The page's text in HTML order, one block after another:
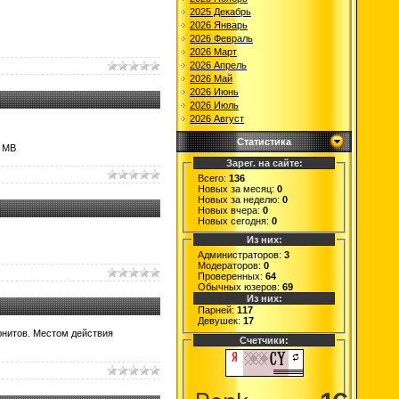
MB
Местом действия
2025 Декабрь
2026 Январь
2026 Февраль
2026 Март
2026 Апрель
2026 Май
2026 Июнь
2026 Июль
2026 Август
Статистика
Зарег. на сайте:
Всего: 136
Новых за месяц: 0
Новых за неделю: 0
Новых вчера: 0
Новых сегодня: 0
Из них:
Администраторов: 3
Модераторов: 0
Проверенных: 64
Обычных юзеров: 69
Из них:
Парней: 117
Девушек: 17
Счетчики: